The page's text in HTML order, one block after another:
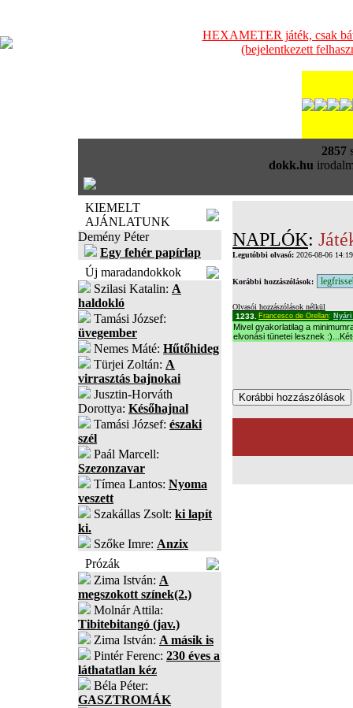
HEXAMETER játék, csak
(bejelentkezett
2857
dokk.hu
KIEMELT
AJÁNLATUNK
Demény Péter
Egy fehér papírlap
Új maradandokkok
Szilasi Katalin: A
haldokló
Tamási József:
üvegember
Nemes Máté: Hűtőhideg
Türjei Zoltán: A
virrasztás bajnokai
Jusztin-Horváth
Dorottya: Későhajnal
Tamási József: északi
szél
Paál Marcell:
Szezonzavar
Tímea Lantos: Nyoma
veszett
Szakállas Zsolt: ki lapít
ki.
Szőke Imre: Anzix
Prózák
Zima István: A
megszokott színek(2.)
Molnár Attila:
Tibitebitangó (jav.)
Zima István: A másik is
Pintér Ferenc: 230 éves a
láthatatlan kéz
Béla Péter:
GASZTROMÁK
NAPLÓK:
Legutóbbi olvasó: 2026-08-06
Korábbi hozzászólások:
Olvasói hozzászólások nélkül
1233. Francesco de Orellan:
Mivel gyakorlatilag a
elvonási tünetei lesznek